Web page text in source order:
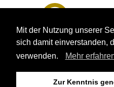
Mit der Nutzung unserer
sich damit einverstanden,
verwenden.
Mehr
Zur Kenntnis
Infos /
Öffnungszeiten: 10:00 –